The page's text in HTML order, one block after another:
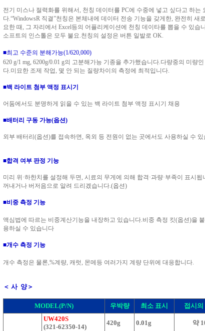
전기 미스나 절력화를 위해서, 천칭 데이터를 PC에 수중에 넣고 싶다고 하는
다.“WindowsR 직결”천칭은 본체내에 데이터 전송 기능을 갖게한, 완전히 새
요한 때, 그 자리에서 Excel등의 어플리케이션에 천칭 데이타를 뽑을 수 있습
소프트의 인스톨은 모두 불요.천칭의 설정은 버튼 일발로 OK.
■최고 수준의 분해가능(1/620,000)
620 g/1 mg, 6200g/0.01 g의 고분해가능 기종을 추가했습니다.다량중의 미량
다.미묘한 조제 작업, 몇 안 되는 질량차이의 측정에 최적입니다.
■백 라이트 첨부 액정 표시기
어둠에서도 분명하게 읽을 수 있는 백 라이트 첨부 액정 표시기 채용
■배터리 구동 가능(옵션)
외부 배터리(옵션)를 접속하면, 옥외 등 전원이 없는 곳에서도 사용하실 수 있
■합격 여부 판정 기능
미리 위·하한치를 설정해 두면, 시료의 무게에 의해 합격·과량·부족이 표시
꺼내거나 버저음으로 알려 드리겠습니다.(옵션)
■비중 측정 기능
액심법에 따르는 비중계산기능을 내장하고 있습니다.비중 측정 킷(옵션)을
용하실 수 있습니다
■개수 측정 기능
개수 측정은 물론,%계량, 캐럿, 몬메등 여러가지 계량 단위에 대응합니다.
＜ 사 양＞
MODEL(P/N) 우박량 최소 표시 접시
UW420S
(321-62350-14)
420g 0.01g 약